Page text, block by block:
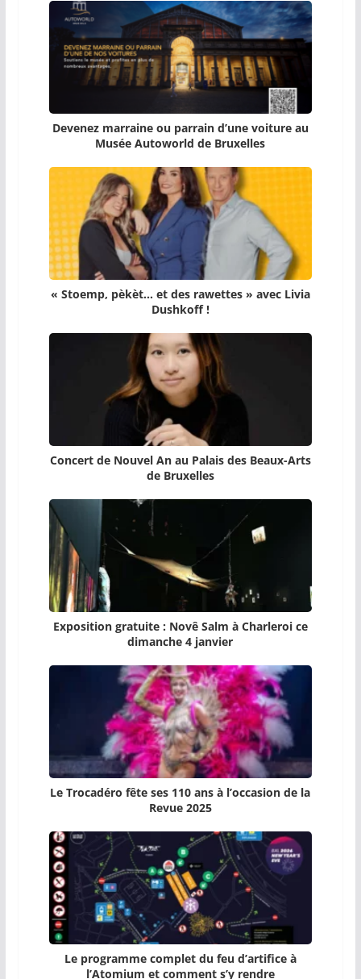
Devenez marraine ou parrain d’une voiture au
Musée Autoworld de Bruxelles
« Stoemp, pèkèt… et des rawettes » avec Livia
Dushkoff !
Concert de Nouvel An au Palais des Beaux-Arts
de Bruxelles
Exposition gratuite : Novê Salm à Charleroi ce
dimanche 4 janvier
Le Trocadéro fête ses 110 ans à l’occasion de la
Revue 2025
Le programme complet du feu d’artifice à
l’Atomium et comment s’y rendre